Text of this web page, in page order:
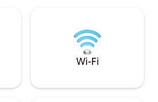
roupa e mesa de
quartos têm
um quarto
e varanda.
residente da rua
área boêmia,
e restaurantes a
distância.
Wi-Fi